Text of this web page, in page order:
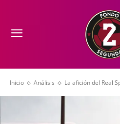
Inicio Análisis La afición del Real